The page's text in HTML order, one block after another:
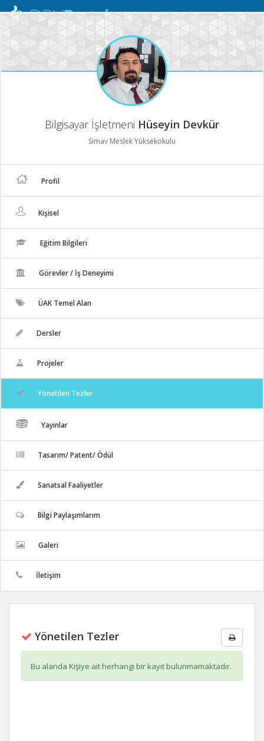
Mobil
Bilgisayar İşletmeni Hüseyin Devkür
Simav Meslek Yüksekokulu
Profil
Kişisel
Eğitim Bilgileri
Görevler / İş Deneyimi
ÜAK Temel Alan
Dersler
Projeler
Yönetilen Tezler
Yayınlar
Tasarım/ Patent/ Ödül
Sanatsal Faaliyetler
Bilgi Paylaşımlarım
Galeri
İletişim
Yönetilen Tezler
Bu alanda Kişiye ait herhangi bir kayıt bulunmamaktadır.